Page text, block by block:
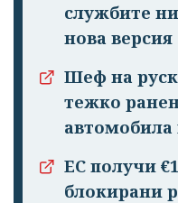
службите
нова версия
Шеф на
тежко
ЕС получи
блокирани